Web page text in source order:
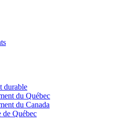
durable
du Québec
du Canada
de Québec